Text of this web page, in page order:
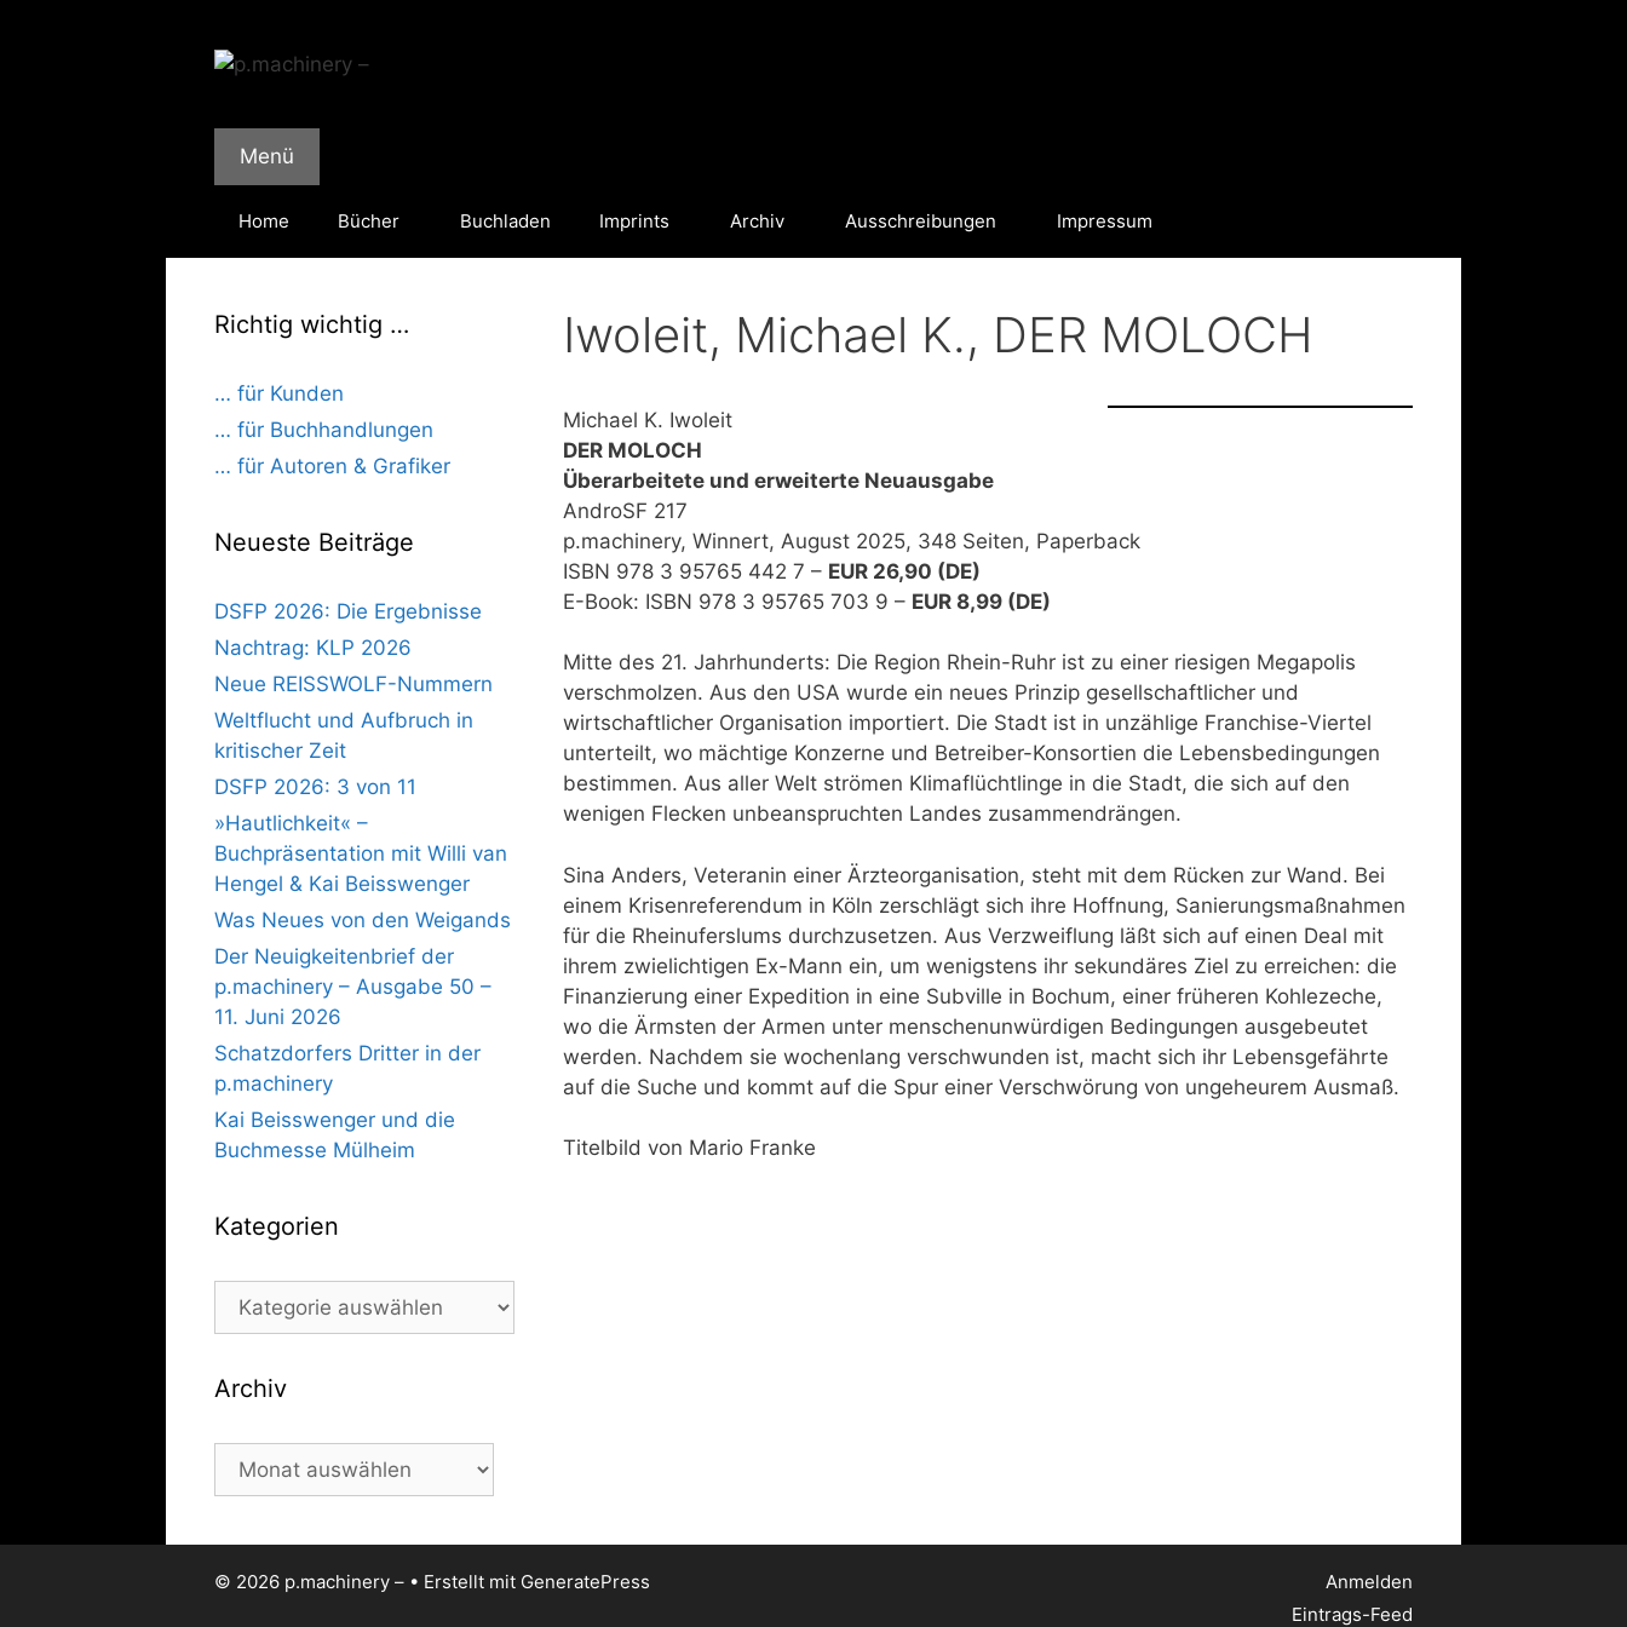
Menü
Home Bücher Buchladen Imprints Archiv Ausschreibungen Impressum
Iwoleit, Michael K., DER MOLOCH
Michael K. Iwoleit
DER MOLOCH
Überarbeitete und erweiterte Neuausgabe
AndroSF 217
p.machinery, Winnert, August 2025, 348 Seiten, Paperback
ISBN 978 3 95765 442 7 – EUR 26,90 (DE)
E-Book: ISBN 978 3 95765 703 9 – EUR 8,99 (DE)
Mitte des 21. Jahrhunderts: Die Region Rhein-Ruhr ist zu einer riesigen Megapolis
verschmolzen. Aus den USA wurde ein neues Prinzip gesellschaftlicher und
wirtschaftlicher Organisation importiert. Die Stadt ist in unzählige Franchise-Viertel
unterteilt, wo mächtige Konzerne und Betreiber-Konsortien die Lebensbedingungen
bestimmen. Aus aller Welt strömen Klimaflüchtlinge in die Stadt, die sich auf den
wenigen Flecken unbeanspruchten Landes zusammendrängen.
Sina Anders, Veteranin einer Ärzteorganisation, steht mit dem Rücken zur Wand. Bei
einem Krisenreferendum in Köln zerschlägt sich ihre Hoffnung, Sanierungsmaßnahmen
für die Rheinuferslums durchzusetzen. Aus Verzweiflung läßt sich auf einen Deal mit
ihrem zwielichtigen Ex-Mann ein, um wenigstens ihr sekundäres Ziel zu erreichen: die
Finanzierung einer Expedition in eine Subville in Bochum, einer früheren Kohlezeche,
wo die Ärmsten der Armen unter menschenunwürdigen Bedingungen ausgebeutet
werden. Nachdem sie wochenlang verschwunden ist, macht sich ihr Lebensgefährte
auf die Suche und kommt auf die Spur einer Verschwörung von ungeheurem Ausmaß.
Titelbild von Mario Franke
Richtig wichtig …
… für Kunden
… für Buchhandlungen
… für Autoren & Grafiker
Neueste Beiträge
DSFP 2026: Die Ergebnisse
Nachtrag: KLP 2026
Neue REISSWOLF-Nummern
Weltflucht und Aufbruch in
kritischer Zeit
DSFP 2026: 3 von 11
»Hautlichkeit« –
Buchpräsentation mit Willi van
Hengel & Kai Beisswenger
Was Neues von den Weigands
Der Neuigkeitenbrief der
p.machinery – Ausgabe 50 –
11. Juni 2026
Schatzdorfers Dritter in der
p.machinery
Kai Beisswenger und die
Buchmesse Mülheim
Kategorien
Kategorien
Archiv
Archiv
Anmelden
Eintrags-Feed
© 2026 p.machinery – • Erstellt mit GeneratePress